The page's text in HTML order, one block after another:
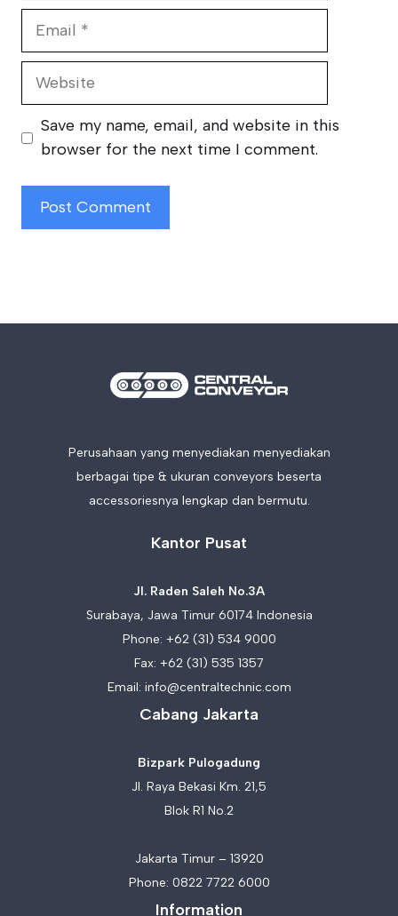
Website
Save my name, email, and website in this
browser for the next time I comment.
Perusahaan yang menyediakan menyediakan
berbagai tipe & ukuran conveyors beserta
accessoriesnya lengkap dan bermutu.
Kantor Pusat
Jl. Raden Saleh No.3A
Surabaya, Jawa Timur 60174 Indonesia
Phone: +62 (31) 534 9000
Fax: +62 (31) 535 1357
Email: info@centraltechnic.com
Cabang Jakarta
Bizpark Pulogadung
Jl. Raya Bekasi Km. 21,5
Blok R1 No.2
Jakarta Timur – 13920
Phone: 0822 7722 6000
Information